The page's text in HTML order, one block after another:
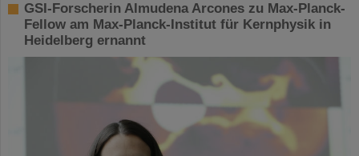
GSI-Forscherin Almudena Arcones zu Max-Planck-
Fellow am Max-Planck-Institut für Kernphysik in
Heidelberg ernannt